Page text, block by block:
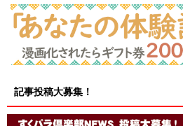
記事投稿大募集！